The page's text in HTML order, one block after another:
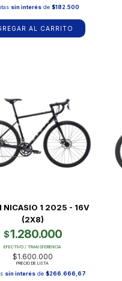
sin interés de$182.500
AL CARRITO
NICASIO 1 2025 - 16V
(2X8)
$1.280.000
EFECTIVO / TRANSFERENCIA
$1.600.000
PRECIO DE LISTA
sin interésde $266.666,67